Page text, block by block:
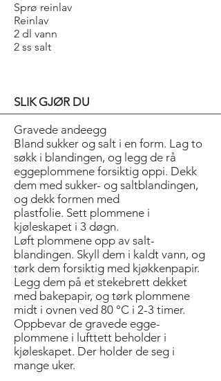
Sprø reinlav
Reinlav
2 dl vann
2 ss salt
SLIK GJØR DU
Gravede andeegg
Bland sukker og salt i en form. Lag to
søkk i blandingen, og legg de rå
eggeplommene forsiktig oppi. Dekk
dem med sukker- og saltblandingen,
og dekk formen med
plastfolie. Sett plommene i
kjøleskapet i 3 døgn.
Løft plommene opp av salt­
blandingen. Skyll dem i kaldt vann, og
tørk dem ­forsiktig med kjøkkenpapir.
Legg dem på et stekebrett dekket
med bakepapir, og tørk plommene
midt i ovnen ved 80 °C i 2-3 timer.
Oppbevar de gravede egge­
plommene i lufttett beholder i
kjøleskapet. Der holder de seg i
mange uker.